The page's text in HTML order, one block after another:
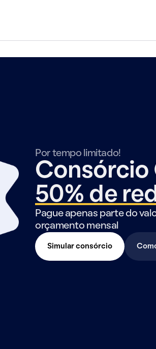
Por tempo limitado!
Consórcio
50% de
Pague apenas parte do
orçamento mensal
Simular consórcio